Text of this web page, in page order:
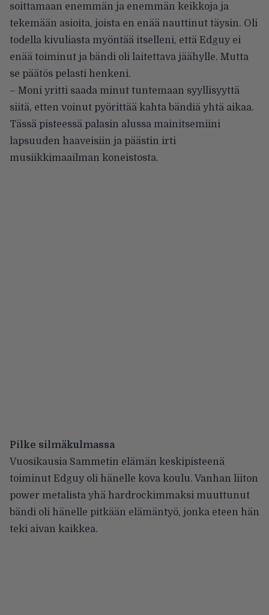
soittamaan enemmän ja enemmän keikkoja ja
tekemään asioita, joista en enää nauttinut täysin. Oli
todella kivuliasta myöntää itselleni, että Edguy ei
enää toiminut ja bändi oli laitettava jäähylle. Mutta
se päätös pelasti henkeni.
– Moni yritti saada minut tuntemaan syyllisyyttä
siitä, etten voinut pyörittää kahta bändiä yhtä aikaa.
Tässä pisteessä palasin alussa mainitsemiini
lapsuuden haaveisiin ja päästin irti
musiikkimaailman koneistosta.
Pilke silmäkulmassa
Vuosikausia Sammetin elämän keskipisteenä
toiminut Edguy oli hänelle kova koulu. Vanhan liiton
power metalista yhä hardrockimmaksi muuttunut
bändi oli hänelle pitkään elämäntyö, jonka eteen hän
teki aivan kaikkea.